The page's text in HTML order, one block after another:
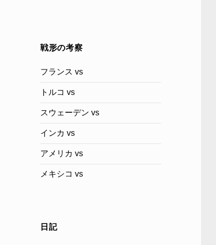
戦形の考察
フランス vs
トルコ vs
スウェーデン vs
インカ vs
アメリカ vs
メキシコ vs
日記